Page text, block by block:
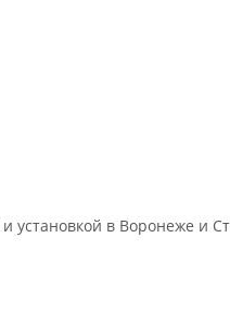
установкой в Воронеже и